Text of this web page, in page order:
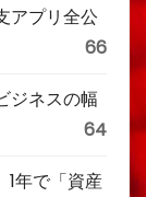
アプリ全公
66
ジネスの幅
64
1年で「資産